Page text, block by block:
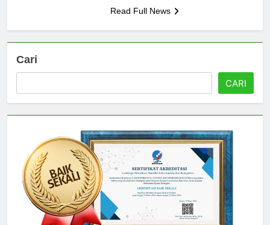
Cari
CARI